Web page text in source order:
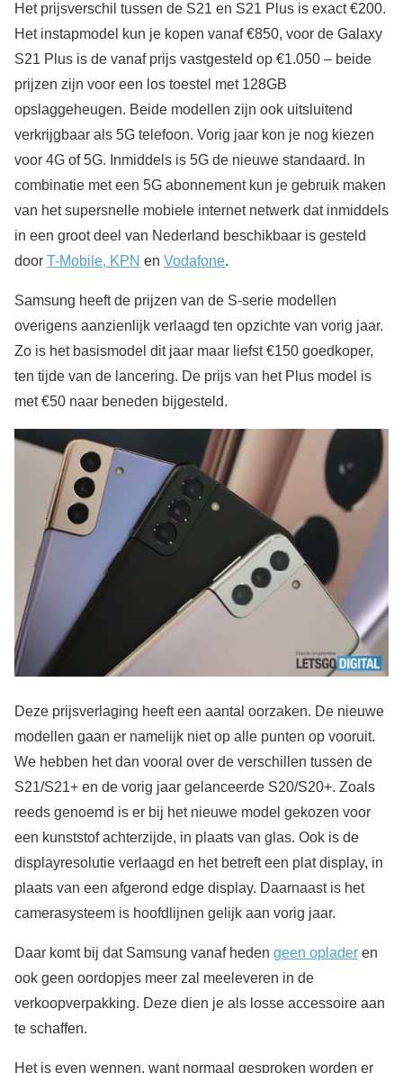
Het prijsverschil tussen de S21 en S21 Plus is exact €200.
Het instapmodel kun je kopen vanaf €850, voor de Galaxy
S21 Plus is de vanaf prijs vastgesteld op €1.050 – beide
prijzen zijn voor een los toestel met 128GB
opslaggeheugen. Beide modellen zijn ook uitsluitend
verkrijgbaar als 5G telefoon. Vorig jaar kon je nog kiezen
voor 4G of 5G. Inmiddels is 5G de nieuwe standaard. In
combinatie met een 5G abonnement kun je gebruik maken
van het supersnelle mobiele internet netwerk dat inmiddels
in een groot deel van Nederland beschikbaar is gesteld
door T-Mobile, KPN en Vodafone.
Samsung heeft de prijzen van de S-serie modellen
overigens aanzienlijk verlaagd ten opzichte van vorig jaar.
Zo is het basismodel dit jaar maar liefst €150 goedkoper,
ten tijde van de lancering. De prijs van het Plus model is
met €50 naar beneden bijgesteld.
Deze prijsverlaging heeft een aantal oorzaken. De nieuwe
modellen gaan er namelijk niet op alle punten op vooruit.
We hebben het dan vooral over de verschillen tussen de
S21/S21+ en de vorig jaar gelanceerde S20/S20+. Zoals
reeds genoemd is er bij het nieuwe model gekozen voor
een kunststof achterzijde, in plaats van glas. Ook is de
displayresolutie verlaagd en het betreft een plat display, in
plaats van een afgerond edge display. Daarnaast is het
camerasysteem is hoofdlijnen gelijk aan vorig jaar.
Daar komt bij dat Samsung vanaf heden geen oplader en
ook geen oordopjes meer zal meeleveren in de
verkoopverpakking. Deze dien je als losse accessoire aan
te schaffen.
Het is even wennen, want normaal gesproken worden er